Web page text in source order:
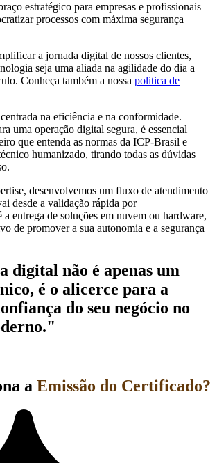
estratégico para empresas e profissionais
processos com máxima segurança
a jornada digital de nossos clientes,
seja uma aliada na agilidade do dia a
Conheça também a nossa politica de
na eficiência e na conformidade.
uma operação digital segura, é essencial
que entenda as normas da ICP-Brasil e
humanizado, tirando todas as dúvidas
desenvolvemos um fluxo de atendimento
desde a validação rápida por
entrega de soluções em nuvem ou hardware,
de promover a sua autonomia e a segurança
digital não é apenas um
é o alicerce para a
do seu negócio no
a Emissão do Certificado?